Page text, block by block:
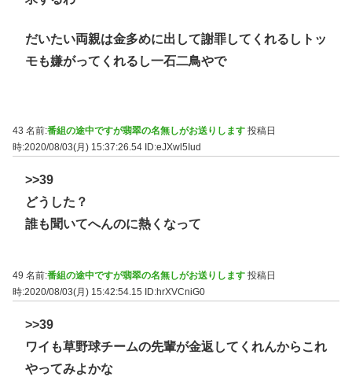
だいたい両親は金多めに出して謝罪してくれるしトッ
モも嫌がってくれるし一石二鳥やで
43 名前:番組の途中ですが翡翠の名無しがお送りします 投稿日
時:2020/08/03(月) 15:37:26.54 ID:eJXwl5Iud
>>39
どうした？
誰も聞いてへんのに熱くなって
49 名前:番組の途中ですが翡翠の名無しがお送りします 投稿日
時:2020/08/03(月) 15:42:54.15
ID:hrXVCniG0
>>39
ワイも草野球チームの先輩が金返してくれんからこれ
やってみよかな